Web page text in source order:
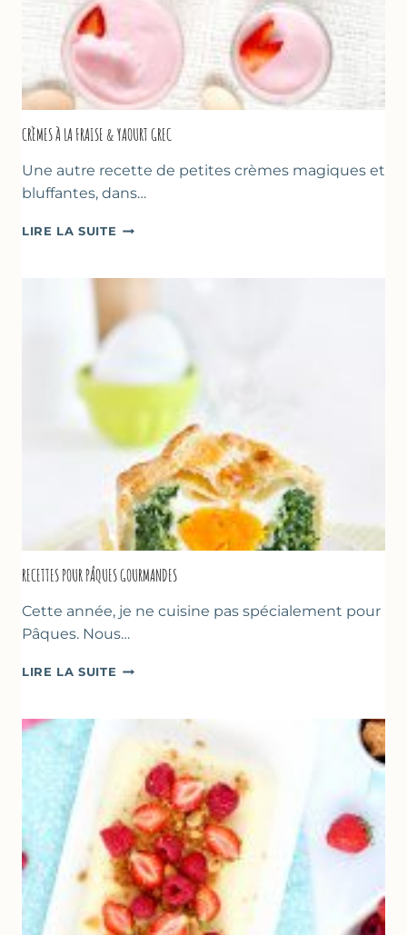
CRÈMES À LA FRAISE & YAOURT GREC
Une autre recette de petites crèmes magiques et
bluffantes, dans…
LIRE LA SUITE CRÈMES
FRAISE
YAOURT
GREC
RECETTES POUR PÂQUES GOURMANDES
Cette année, je ne cuisine pas spécialement pour
Pâques. Nous…
LIRE LA SUITE RECETTES
GOURMANDES